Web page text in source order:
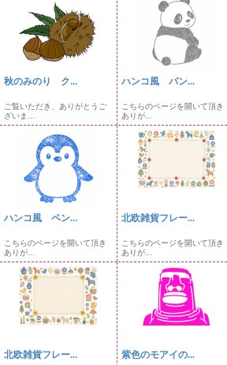
秋のみのり ク...
ご覧いただき、ありがとうご
ざいま...
ハンコ風 パン...
こちらのページを開いて頂き
ありが...
ハンコ風 ペン...
こちらのページを開いて頂き
ありが...
北欧雑貨フレー...
こちらのページを開いて頂き
ありが...
北欧雑貨フレー... 紫色のモアイの...